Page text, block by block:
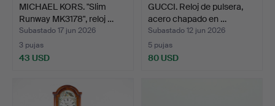
MICHAEL KORS. "Slim
Runway MK3178", reloj …
Subastado 17 jun 2026
3 pujas
43 USD
GUCCI. Reloj de pulsera,
acero chapado en …
Subastado 12 jun 2026
5 pujas
80 USD